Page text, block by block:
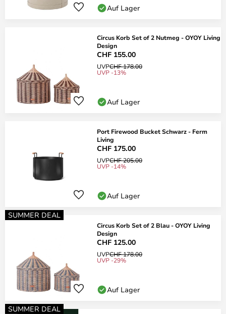
Auf Lager
Circus Korb Set of 2 Nutmeg - OYOY Living
Design
CHF 155.00
UVPCHF 178.00
UVP -13%
Auf Lager
Port Firewood Bucket Schwarz - Ferm
Living
CHF 175.00
UVPCHF 205.00
UVP -14%
Auf Lager
SUMMER DEAL
Circus Korb Set of 2 Blau - OYOY Living
Design
CHF 125.00
UVPCHF 178.00
UVP -29%
Auf Lager
SUMMER DEAL